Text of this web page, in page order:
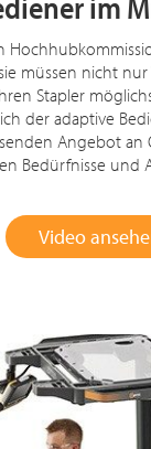
müssen nicht
Stapler
der adaptive
Angebot
Bedürfnisse und
Video